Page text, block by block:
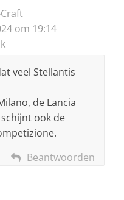
om 19:14
veel Stellantis
de Lancia
ook de
Beantwoorden